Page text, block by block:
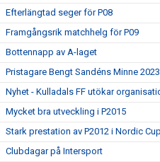
Efterlängtad seger för P08
Framgångsrik matchhelg för P09
Bottennapp av A-laget
Pristagare Bengt Sandéns Minne 2023
Nyhet - Kulladals FF utökar
Mycket bra utveckling i P2015
Stark prestation av P2012 i Nordic Cup
Clubdagar på Intersport